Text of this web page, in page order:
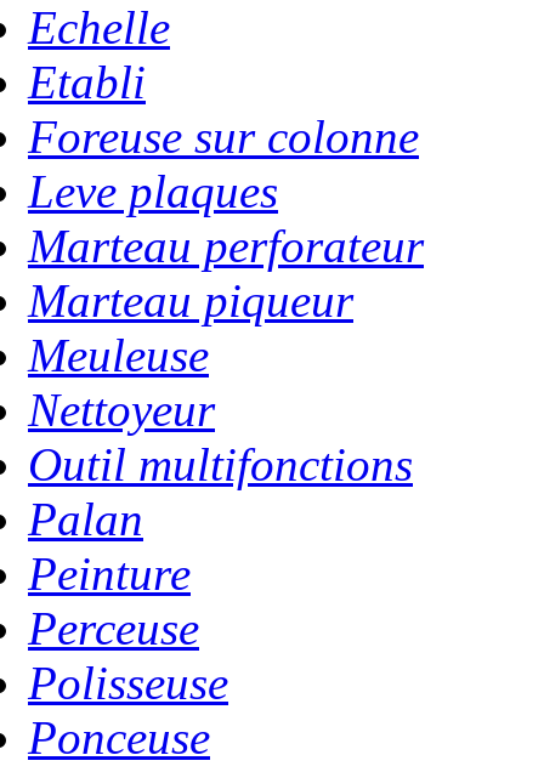
Echelle
Etabli
Foreuse sur colonne
Leve plaques
Marteau perforateur
Marteau piqueur
Meuleuse
Nettoyeur
Outil multifonctions
Palan
Peinture
Perceuse
Polisseuse
Ponceuse